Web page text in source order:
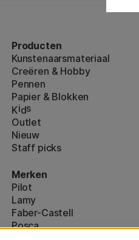
Producten
Kunstenaarsmateriaal
Creëren & Hobby
Pennen
Papier & Blokken
Kids
Outlet
Nieuw
Staff picks
Merken
Pilot
Lamy
Faber-Castell
Posca